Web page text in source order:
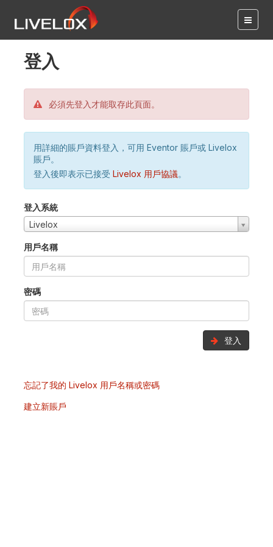
登入
必須先登入才能取存此頁面。
用詳細的賬戶資料登入，可用 Eventor 賬戶或 Livelox
賬戶。
登入後即表示已接受 Livelox 用戶協議。
登入系統
Livelox
用戶名稱
密碼
登入
忘記了我的 Livelox 用戶名稱或密碼
建立新賬戶